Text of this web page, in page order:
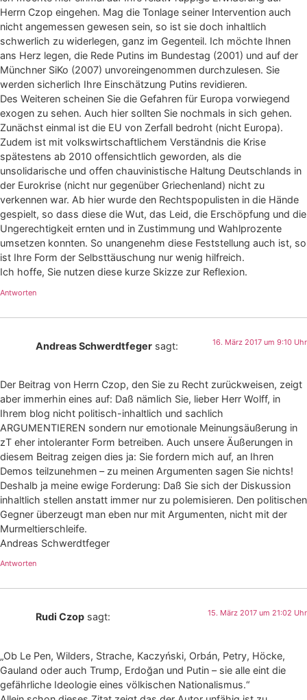
Herrn Czop eingehen. Mag die Tonlage seiner Intervention auch
nicht angemessen gewesen sein, so ist sie doch inhaltlich
schwerlich zu widerlegen, ganz im Gegenteil. Ich möchte Ihnen
ans Herz legen, die Rede Putins im Bundestag (2001) und auf der
Münchner SiKo (2007) unvoreingenommen durchzulesen. Sie
werden sicherlich Ihre Einschätzung Putins revidieren.
Des Weiteren scheinen Sie die Gefahren für Europa vorwiegend
exogen zu sehen. Auch hier sollten Sie nochmals in sich gehen.
Zunächst einmal ist die EU von Zerfall bedroht (nicht Europa).
Zudem ist mit volkswirtschaftlichem Verständnis die Krise
spätestens ab 2010 offensichtlich geworden, als die
unsolidarische und offen chauvinistische Haltung Deutschlands in
der Eurokrise (nicht nur gegenüber Griechenland) nicht zu
verkennen war. Ab hier wurde den Rechtspopulisten in die Hände
gespielt, so dass diese die Wut, das Leid, die Erschöpfung und die
Ungerechtigkeit ernten und in Zustimmung und Wahlprozente
umsetzen konnten. So unangenehm diese Feststellung auch ist, so
ist Ihre Form der Selbsttäuschung nur wenig hilfreich.
Ich hoffe, Sie nutzen diese kurze Skizze zur Reflexion.
Antworten
Andreas Schwerdtfeger sagt: 16. März 2017 um 9:10 Uhr
Der Beitrag von Herrn Czop, den Sie zu Recht zurückweisen, zeigt
aber immerhin eines auf: Daß nämlich Sie, lieber Herr Wolff, in
Ihrem blog nicht politisch-inhaltlich und sachlich
ARGUMENTIEREN sondern nur emotionale Meinungsäußerung in
zT eher intoleranter Form betreiben. Auch unsere Äußerungen in
diesem Beitrag zeigen dies ja: Sie fordern mich auf, an Ihren
Demos teilzunehmen – zu meinen Argumenten sagen Sie nichts!
Deshalb ja meine ewige Forderung: Daß Sie sich der Diskussion
inhaltlich stellen anstatt immer nur zu polemisieren. Den politischen
Gegner überzeugt man eben nur mit Argumenten, nicht mit der
Murmeltierschleife.
Andreas Schwerdtfeger
Antworten
Rudi Czop sagt: 15. März 2017 um 21:02 Uhr
„Ob Le Pen, Wilders, Strache, Kaczyński, Orbán, Petry, Höcke,
Gauland oder auch Trump, Erdoğan und Putin – sie alle eint die
gefährliche Ideologie eines völkischen Nationalismus.“